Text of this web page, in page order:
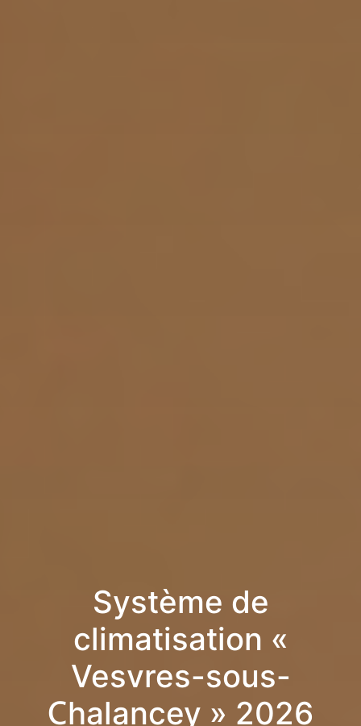
Système de
climatisation «
Vesvres-sous-
Chalancey » 2026